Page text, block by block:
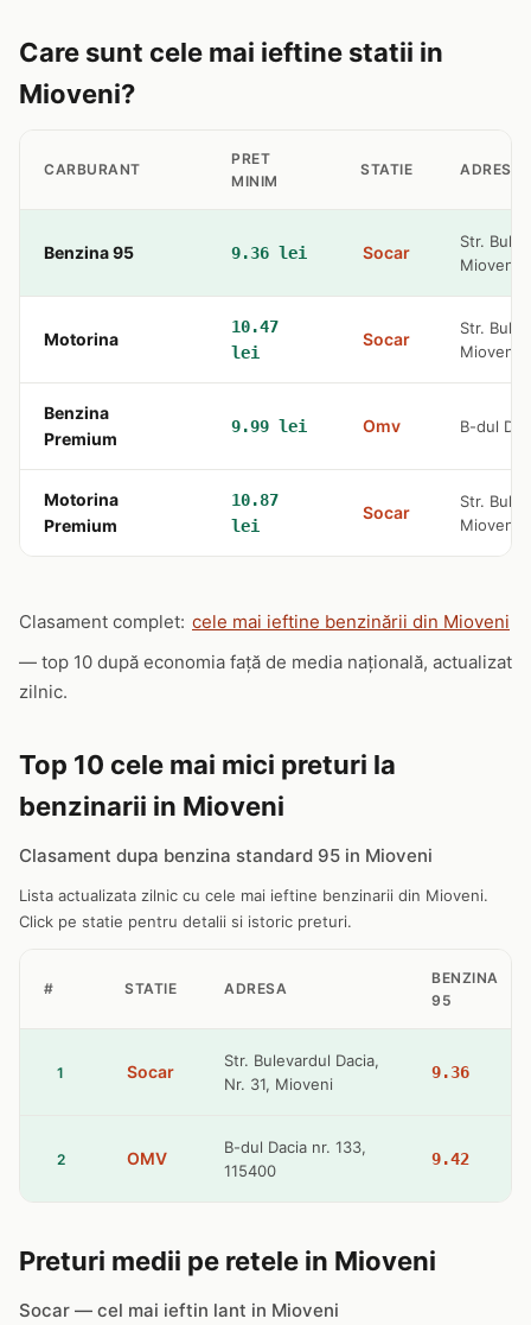
Care sunt cele mai ieftine statii in
Mioveni?
CARBURANT
PRET
MINIM
STATIE ADRESA
Benzina 95 9.36 lei Socar
Str.
Mioveni
Motorina
10.47
lei
Socar
Str.
Mioveni
Benzina
Premium
9.99 lei Omv B-dul
Motorina
Premium
10.87
lei
Socar
Str.
Mioveni
Clasament complet: cele mai ieftine benzinării din Mioveni
— top 10 după economia față de media națională, actualizat
zilnic.
Top 10 cele mai mici preturi la
benzinarii in Mioveni
Clasament dupa benzina standard 95 in Mioveni
Lista actualizata zilnic cu cele mai ieftine benzinarii din Mioveni.
Click pe statie pentru detalii si istoric preturi.
# STATIE ADRESA
BENZINA
95
1 Socar
Str. Bulevardul Dacia,
Nr. 31, Mioveni
9.36
2 OMV
B-dul Dacia nr. 133,
115400
9.42
Preturi medii pe retele in Mioveni
Socar — cel mai ieftin lant in Mioveni